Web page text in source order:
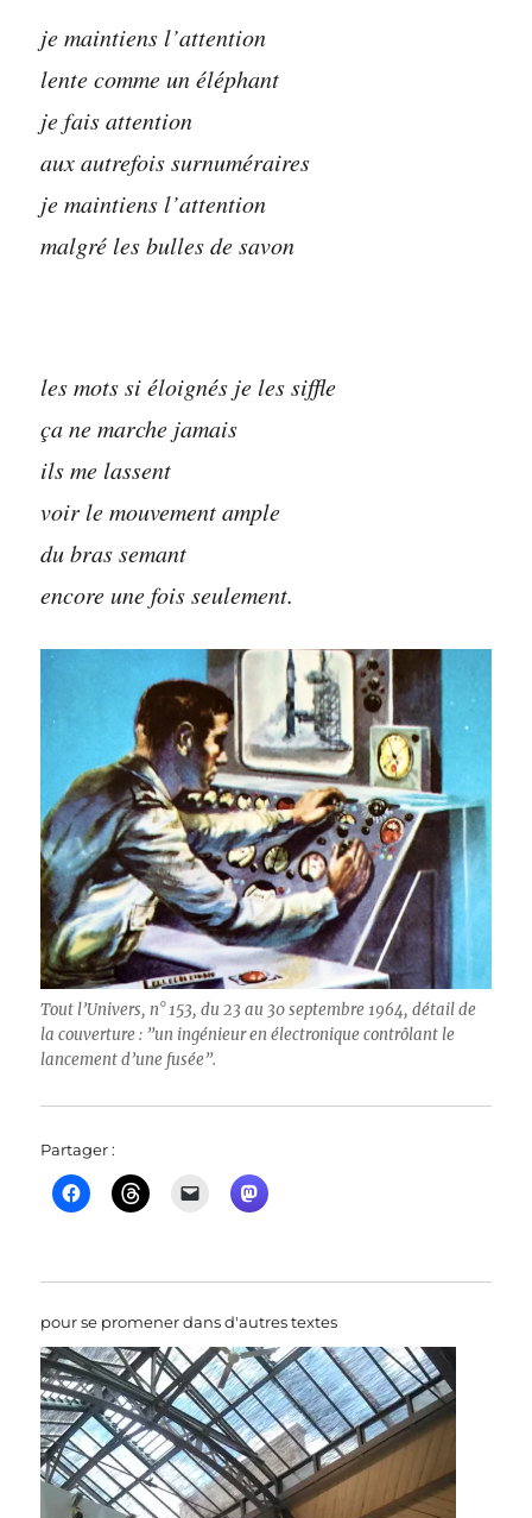
je maintiens l’attention
lente comme un éléphant
je fais attention
aux autrefois surnuméraires
je maintiens l’attention
malgré les bulles de savon
les mots si éloignés je les siffle
ça ne marche jamais
ils me lassent
voir le mouvement ample
du bras semant
encore une fois seulement.
Tout l’Univers, n° 153, du 23 au 30 septembre 1964, détail de
la couverture : ”un ingénieur en électronique contrôlant le
lancement d’une fusée”.
Partager :
pour se promener dans d'autres textes